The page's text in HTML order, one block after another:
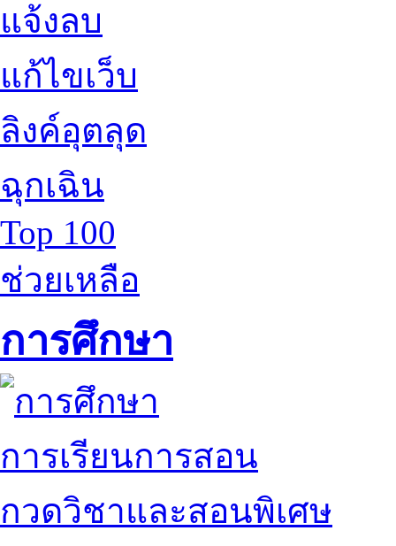
แจ้งลบ
แก้ไขเว็บ
ลิงค์อุตลุด
ฉุกเฉิน
Top 100
ช่วยเหลือ
การศึกษา
การเรียนการสอน
กวดวิชาและสอนพิเศษ